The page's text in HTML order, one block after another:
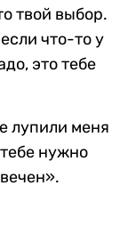
твой выбор.
что-то у
это тебе
лупили меня
нужно